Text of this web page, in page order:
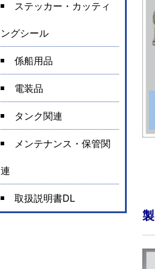
ステッカー・カッティ
ングシール
係船用品
電装品
タンク関連
メンテナンス・保管関
連
取扱説明書DL